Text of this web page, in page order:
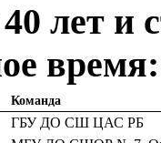
лет и
Команда
ГБУ ДО СШ ЦАС РБ